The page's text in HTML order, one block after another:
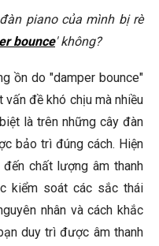
giá trị của đàn piano
bounce" tái phát sau
Elite Piano
piano của mình bị rè
bounce' không?
ồn do "damper bounce"
đề khó chịu mà nhiều
là trên những cây đàn
bảo trì đúng cách. Hiện
chất lượng âm thanh
kiểm soát các sắc thái
nhân và cách khắc
duy trì được âm thanh